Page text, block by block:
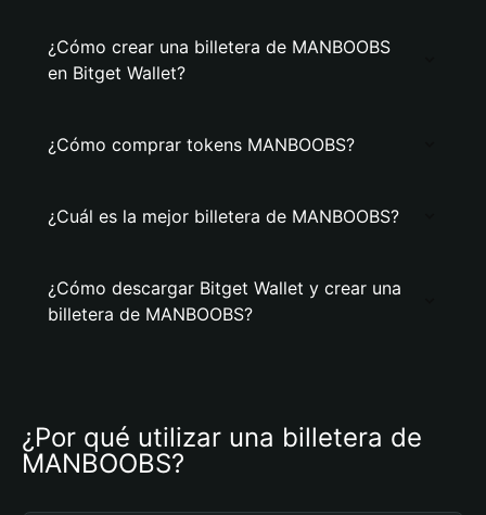
¿Cómo crear una billetera de MANBOOBS
en Bitget Wallet?
¿Cómo comprar tokens MANBOOBS?
¿Cuál es la mejor billetera de MANBOOBS?
¿Cómo descargar Bitget Wallet y crear una
billetera de MANBOOBS?
¿Por qué utilizar una billetera de
MANBOOBS?